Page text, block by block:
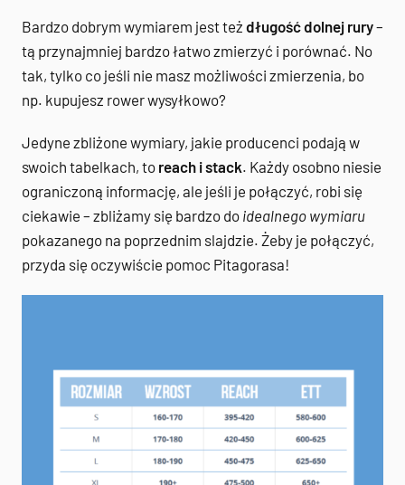
Bardzo dobrym wymiarem jest też długość dolnej rury–
tą przynajmniej bardzo łatwo zmierzyć i porównać. No
tak, tylko co jeśli nie masz możliwości zmierzenia, bo
np. kupujesz rower wysyłkowo?
Jedyne zbliżone wymiary, jakie producenci podają w
swoich tabelkach, to reach i stack. Każdy osobno niesie
ograniczoną informację, ale jeśli je połączyć, robi się
ciekawie – zbliżamy się bardzo do idealnego wymiaru
pokazanego na poprzednim slajdzie. Żeby je połączyć,
przyda się oczywiście pomoc Pitagorasa!